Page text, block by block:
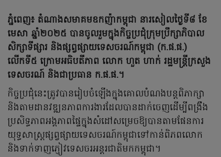
ភ្នំពេញ៖ តំណាងសមាគមឧកញ៉ាកម្ពុជា នារសៀលថ្ងៃទី៨ ខែ
មេសា ឆ្នាំ២០២៥ បានចូលរួមក្នុងកិច្ចប្រជុំក្រុមប្រឹក្សាភិបាល
សិក្សាទីផ្សារ និងផ្សព្វផ្សាយទេសចរណ៍កម្ពុជា (ក.ផ.ផ.)
លើកទី៥ ក្រោមអធិបតីភាព លោក ហួត ហាក់ រដ្ឋមន្ត្រីក្រសួង
ទេសចរណ៍ និងជាប្រធាន ក.ផ.ផ.។
កិច្ចប្រជុំនេះត្រូវបានរៀបចំឡើងក្នុងគោលបំណងបន្តពិភាក្សា
និងតាមដានវឌ្ឍនភាពការងារដែលបានដាក់ចេញដើម្បីពង្រឹង
ប្រសិទ្ធភាពអង្គភាពផ្ទៃក្នុងសំដៅសម្រេចឱ្យបានតាមផែនការ
យុទ្ធសាស្ត្រផ្សព្វផ្សាយទេសចរណ៍កម្ពុជាទៅកាន់ពិភពលោក
និងទាក់ទាញភ្ញៀវទេសចរអន្តរជាតិមកកម្ពុជា។